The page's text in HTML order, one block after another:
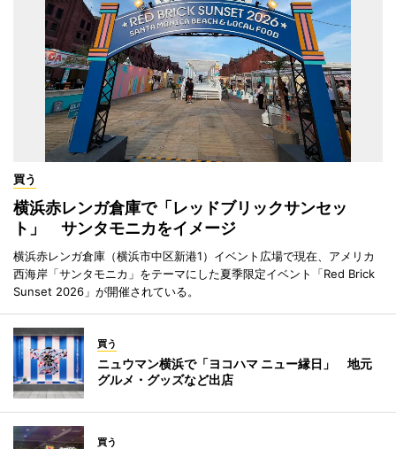
買う
横浜赤レンガ倉庫で「レッドブリックサンセッ
ト」 サンタモニカをイメージ
横浜赤レンガ倉庫（横浜市中区新港1）イベント広場で現在、アメリカ
西海岸「サンタモニカ」をテーマにした夏季限定イベント「Red Brick
Sunset 2026」が開催されている。
買う
ニュウマン横浜で「ヨコハマ ニュー縁日」 地元
グルメ・グッズなど出店
買う